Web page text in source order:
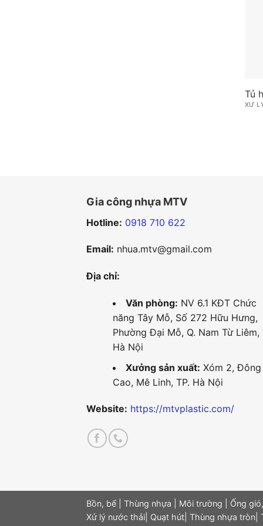
Tủ
XỬ
Gia công nhựa MTV
Hotline: 0918 710 622
Email: nhua.mtv@gmail.com
Địa chỉ:
Văn phòng: NV 6.1 KĐT Chức
năng Tây Mỗ, Số 272 Hữu Hưng,
Phường Đại Mỗ, Q. Nam Từ Liêm,
Hà Nội
Xưởng sản xuất: Xóm 2, Đông
Cao, Mê Linh, TP. Hà Nội
Website: https://mtvplastic.com/
Bồn, bể Thùng nhựa Môi trường Ống
Xử lý nước thải Quạt hút Thùng nhựa tròn